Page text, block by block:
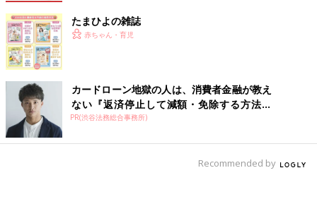
たまひよの雑誌
赤ちゃん・育児
カードローン地獄の人は、消費者金融が教え
ない『返済停止して減額・免除する方法』
で...
PR(渋谷法務総合事務所)
Recommended by